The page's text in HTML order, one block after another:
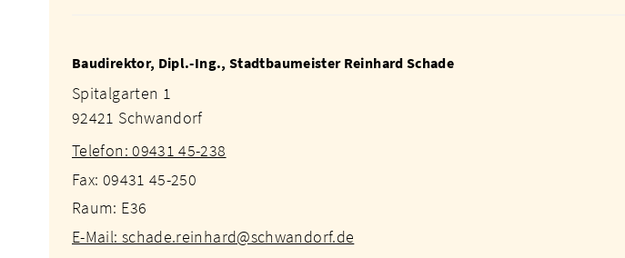
Baudirektor, Dipl.-Ing., Stadtbaumeister Reinhard Schade
Spitalgarten 1
92421 Schwandorf
Telefon: 09431 45-238
Fax: 09431 45-250
Raum: E36
E-Mail: schade.reinhard@schwandorf.de